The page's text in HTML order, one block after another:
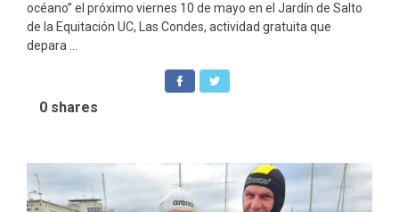
océano” el próximo viernes 10 de mayo en el Jardín de Salto
de la Equitación UC, Las Condes, actividad gratuita que
depara ...
0 shares